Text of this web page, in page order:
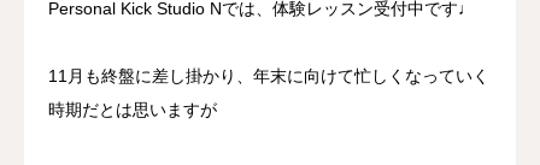
Personal Kick Studio Nでは、体験レッスン受付中です♩
11月も終盤に差し掛かり、年末に向けて忙しくなっていく
時期だとは思いますが